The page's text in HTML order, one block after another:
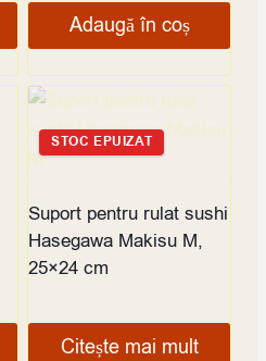
Adaugă în coș
STOC EPUIZAT
Suport pentru rulat sushi
Hasegawa Makisu M,
25×24 cm
Citește mai mult